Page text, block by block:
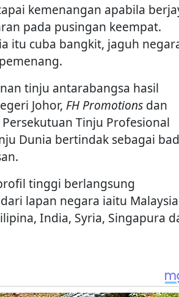
kemenangan apabila
pada pusingan keempat.
itu cuba bangkit, jaguh
tinju antarabangsa hasil
Johor, FH Promotions dan
Tinju Profesional
Dunia bertindak sebagai
tinggi berlangsung
lapan negara iaitu
India, Syria, Singapura